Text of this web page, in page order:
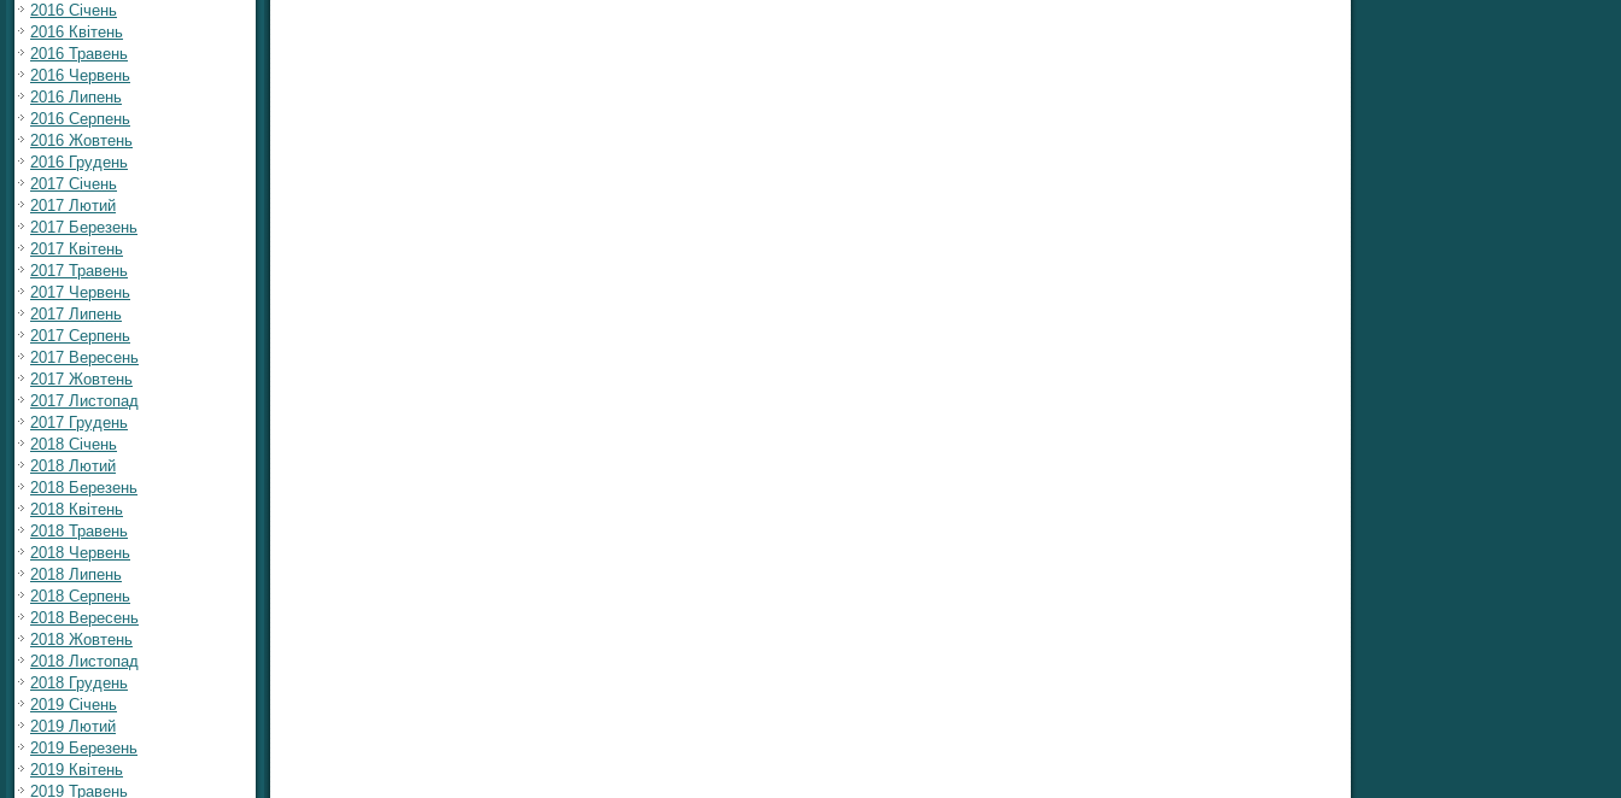
2016 Січень
2016 Квітень
2016 Травень
2016 Червень
2016 Липень
2016 Серпень
2016 Жовтень
2016 Грудень
2017 Січень
2017 Лютий
2017 Березень
2017 Квітень
2017 Травень
2017 Червень
2017 Липень
2017 Серпень
2017 Вересень
2017 Жовтень
2017 Листопад
2017 Грудень
2018 Січень
2018 Лютий
2018 Березень
2018 Квітень
2018 Травень
2018 Червень
2018 Липень
2018 Серпень
2018 Вересень
2018 Жовтень
2018 Листопад
2018 Грудень
2019 Січень
2019 Лютий
2019 Березень
2019 Квітень
2019 Травень